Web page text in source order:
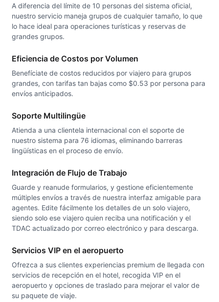
A diferencia del límite de 10 personas del sistema oficial,
nuestro servicio maneja grupos de cualquier tamaño, lo que
lo hace ideal para operaciones turísticas y reservas de
grandes grupos.
Eficiencia de Costos por Volumen
Benefíciate de costos reducidos por viajero para grupos
grandes, con tarifas tan bajas como $0.53 por persona para
envíos anticipados.
Soporte Multilingüe
Atienda a una clientela internacional con el soporte de
nuestro sistema para 76 idiomas, eliminando barreras
lingüísticas en el proceso de envío.
Integración de Flujo de Trabajo
Guarde y reanude formularios, y gestione eficientemente
múltiples envíos a través de nuestra interfaz amigable para
agentes. Edite fácilmente los detalles de un solo viajero,
siendo solo ese viajero quien reciba una notificación y el
TDAC actualizado por correo electrónico y para descarga.
Servicios VIP en el aeropuerto
Ofrezca a sus clientes experiencias premium de llegada con
servicios de recepción en el hotel, recogida VIP en el
aeropuerto y opciones de traslado para mejorar el valor de
su paquete de viaje.